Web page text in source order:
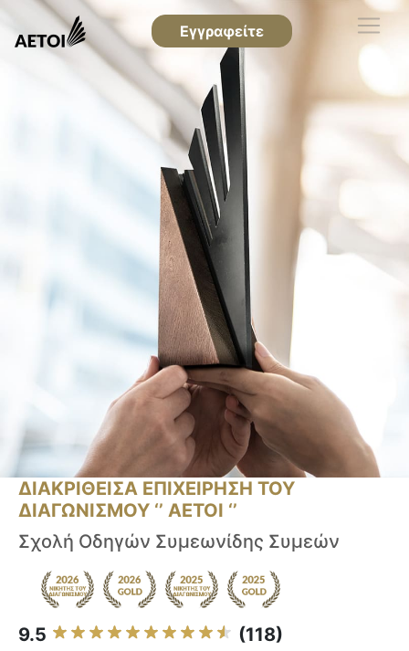
Εγγραφείτε
ΔΙΑΚΡΙΘΕΙΣΑ ΕΠΙΧΕΙΡΗΣΗ ΤΟΥ
ΔΙΑΓΩΝΙΣΜΟΥ ‘’ ΑΕΤΟΙ ‘’
Σχολή Οδηγών Συμεωνίδης Συμεών
9.5 (118)